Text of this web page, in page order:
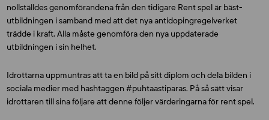
nollställdes genomförandena från den tidigare Rent spel är bäst-
utbildningen i samband med att det nya antidopingregelverket
trädde i kraft. Alla måste genomföra den nya uppdaterade
utbildningen i sin helhet.
Idrottarna uppmuntras att ta en bild på sitt diplom och dela bilden i
sociala medier med hashtaggen #puhtaastiparas. På så sätt visar
idrottaren till sina följare att denne följer värderingarna för rent spel.